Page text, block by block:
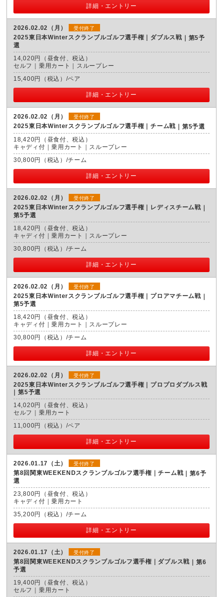
詳細・エントリー
2026.02.02（月） 受付終了
2025東日本Winterスクランブルゴルフ選手権｜ダブルス戦
第5予
選
14,020円（昼食付、税込）
セルフ｜乗用カート｜スループレー
15,400円（税込）/ペア
詳細・エントリー
2026.02.02（月） 受付終了
2025東日本Winterスクランブルゴルフ選手権｜チーム戦
第5予選
18,420円（昼食付、税込）
キャディ付｜乗用カート｜スループレー
30,800円（税込）/チーム
詳細・エントリー
2026.02.02（月） 受付終了
2025東日本Winterスクランブルゴルフ選手権｜レディスチーム戦
第5予選
18,420円（昼食付、税込）
キャディ付｜乗用カート｜スループレー
30,800円（税込）/チーム
詳細・エントリー
2026.02.02（月） 受付終了
2025東日本Winterスクランブルゴルフ選手権｜プロアマチーム戦
第5予選
18,420円（昼食付、税込）
キャディ付｜乗用カート｜スループレー
30,800円（税込）/チーム
詳細・エントリー
2026.02.02（月） 受付終了
2025東日本Winterスクランブルゴルフ選手権｜プロプロダブルス戦
第5予選
14,020円（昼食付、税込）
セルフ｜乗用カート
11,000円（税込）/ペア
詳細・エントリー
2026.01.17（土） 受付終了
第8回関東WEEKENDスクランブルゴルフ選手権｜チーム戦
第6予
選
23,800円（昼食付、税込）
キャディ付｜乗用カート
35,200円（税込）/チーム
詳細・エントリー
2026.01.17（土） 受付終了
第8回関東WEEKENDスクランブルゴルフ選手権｜ダブルス戦
第6
予選
19,400円（昼食付、税込）
セルフ｜乗用カート